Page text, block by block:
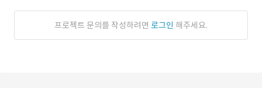
프로젝트 문의를 작성하려면 로그인 해주세요.